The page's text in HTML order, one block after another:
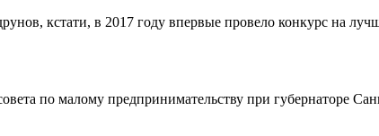
кстати, в 2017 году впервые провело конкурс на
по малому предпринимательству при губернаторе